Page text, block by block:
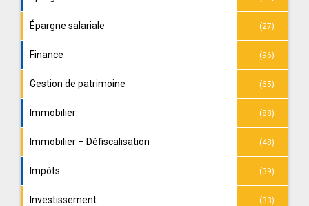
Épargne salariale (27)
Finance (96)
Gestion de patrimoine (65)
Immobilier (88)
Immobilier – Défiscalisation (48)
Impôts (39)
Investissement (33)